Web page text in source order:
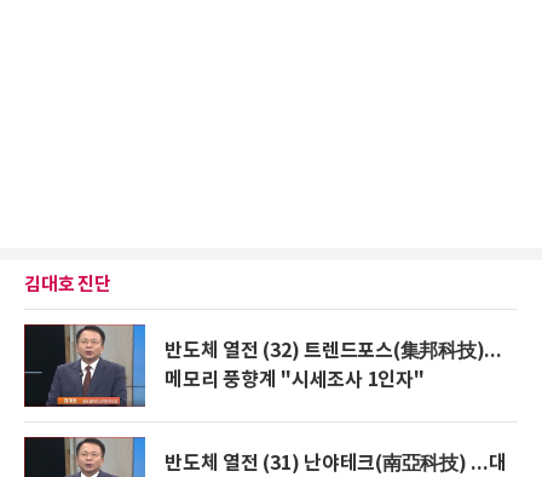
김대호 진단
반도체 열전 (32) 트렌드포스(集邦科技)...
메모리 풍향계 "시세조사 1인자"
반도체 열전 (31) 난야테크(南亞科技) ...대